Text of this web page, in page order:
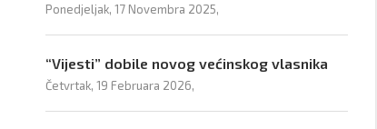
Ponedjeljak, 17 Novembra 2025,
“Vijesti” dobile novog većinskog vlasnika
Četvrtak, 19 Februara 2026,